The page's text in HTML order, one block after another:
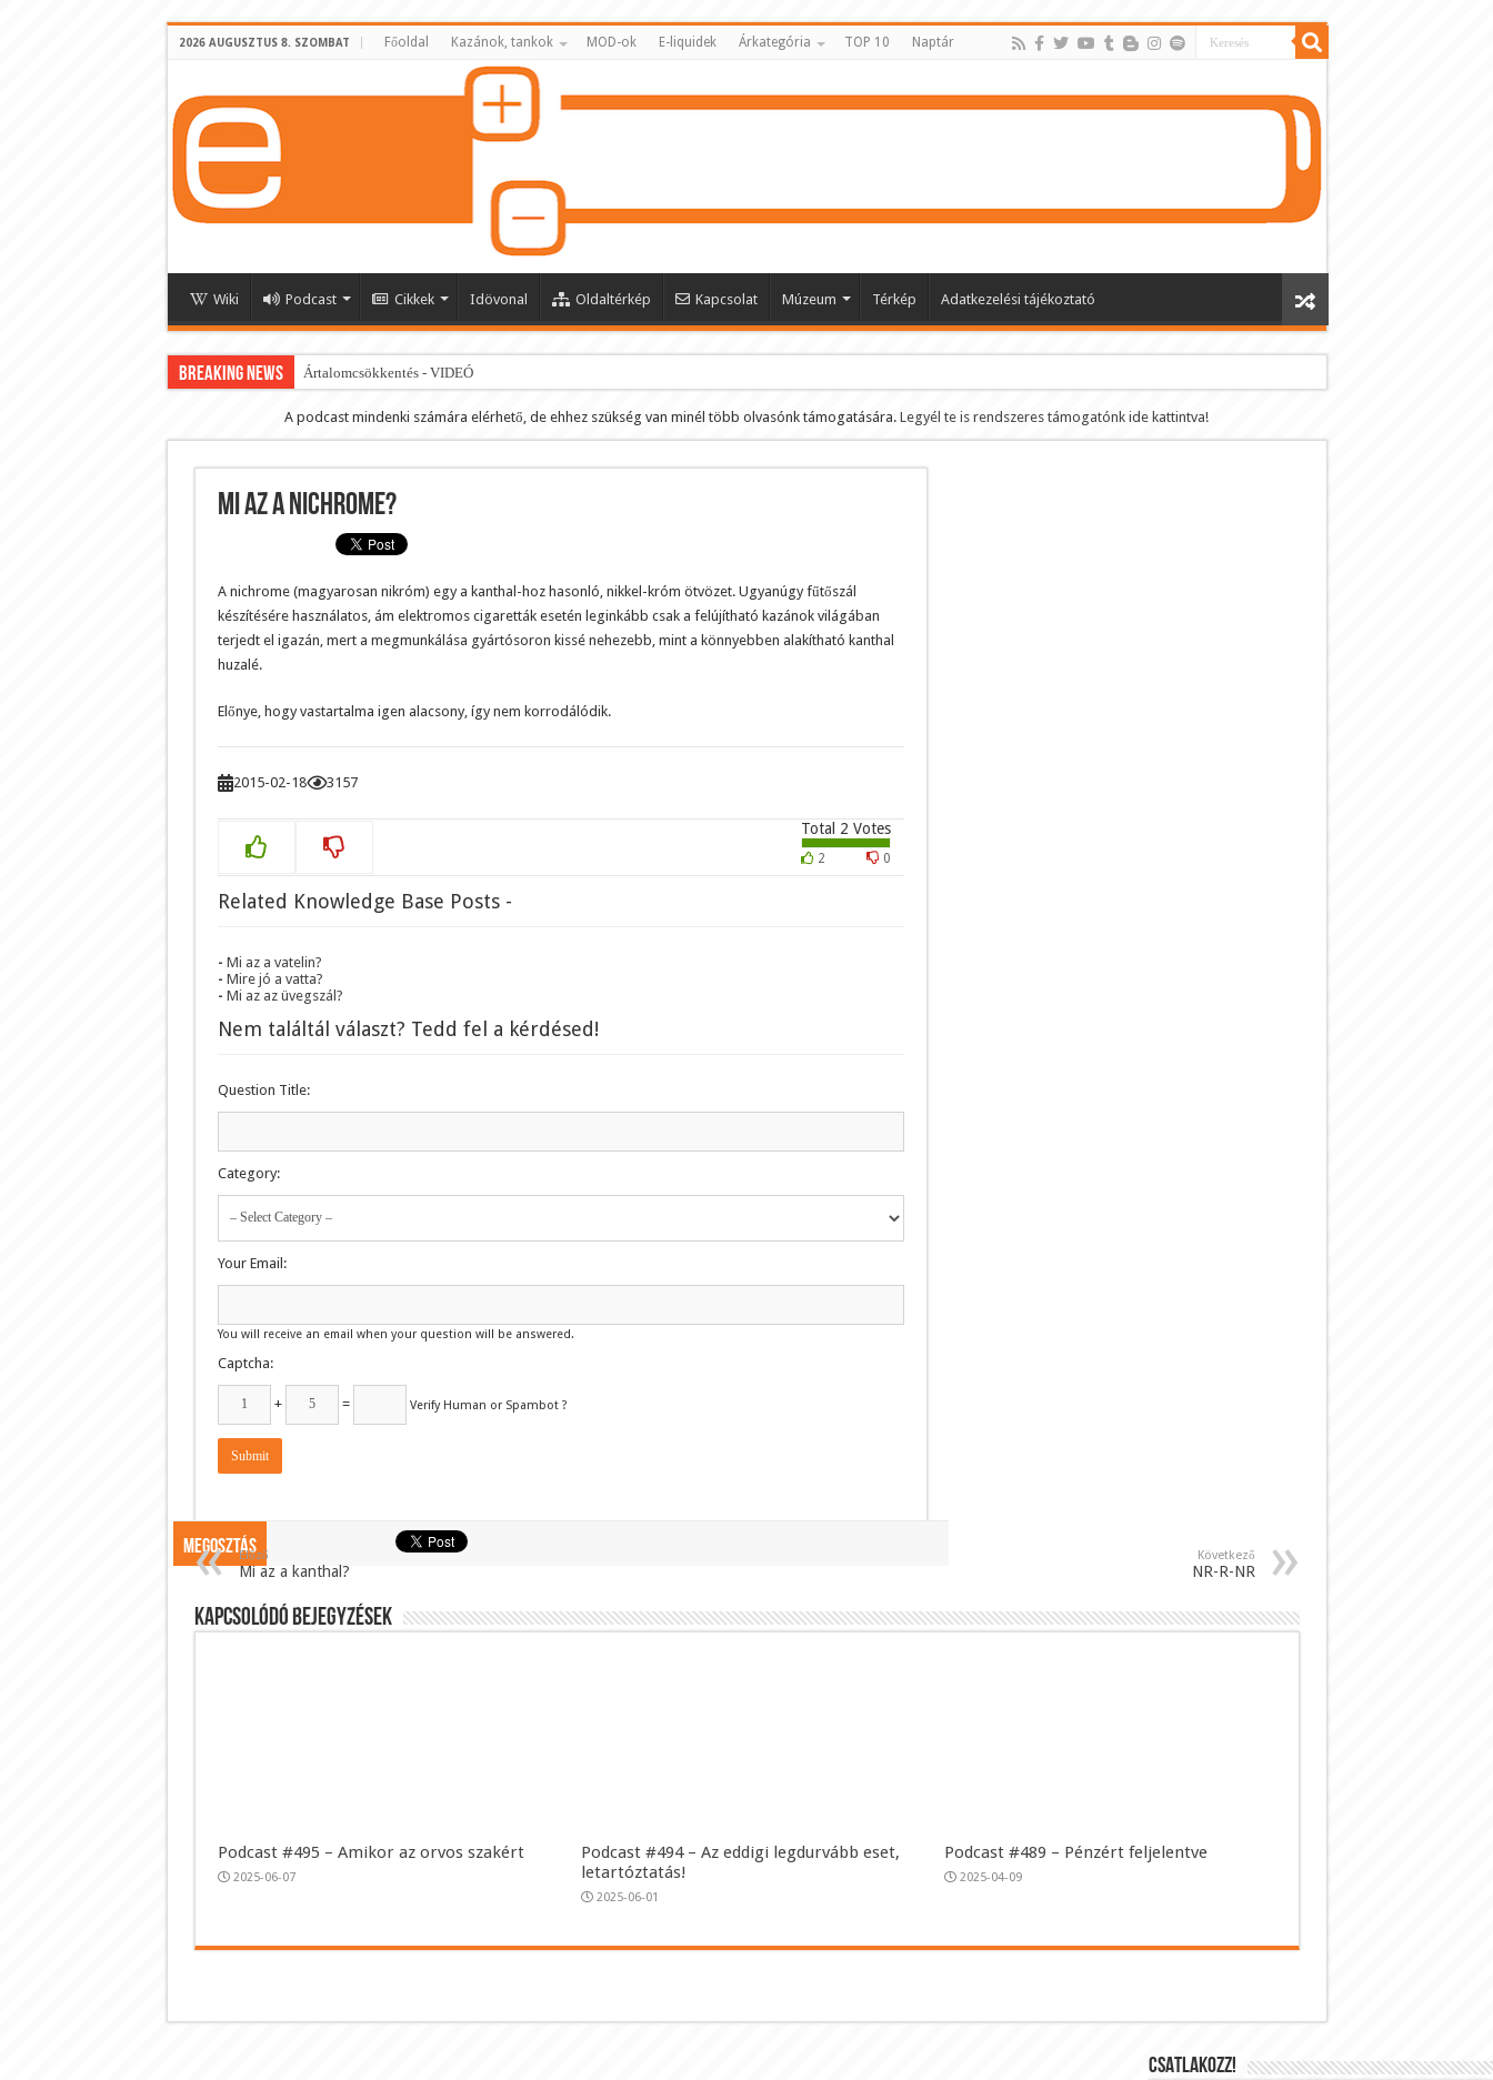
2026 AUGUSZTUS 8. SZOMBAT Főoldal Kazánok, tankok MOD-ok E-liquidek Árkategória TOP 10 Naptár
Wiki Podcast Cikkek Idövonal Oldaltérkép Kapcsolat Múzeum Térkép Adatkezelési tájékoztató
BREAKING NEWS Ártalomcsökkentés - VIDEÓ
E-cigi használati szokások 2.0
Android Podcast alkalmazás letöltése
A podcast mindenki számára elérhető, de ehhez szükség van minél több olvasónk támogatására. Legyél te is rendszeres támogatónk ide kattintva!
Mi az a nichrome?
A nichrome (magyarosan nikróm) egy a kanthal-hoz hasonló, nikkel-króm ötvözet. Ugyanúgy fűtőszál
készítésére használatos, ám elektromos cigaretták esetén leginkább csak a felújítható kazánok világában
terjedt el igazán, mert a megmunkálása gyártósoron kissé nehezebb, mint a könnyebben alakítható kanthal
huzalé.
Előnye, hogy vastartalma igen alacsony, így nem korrodálódik.
2015-02-18 3157
Total 2 Votes
2 0
Related Knowledge Base Posts -
Mi az a vatelin?
Mire jó a vatta?
Mi az az üvegszál?
Nem találtál választ? Tedd fel a kérdésed!
Question Title:
Category:
Your Email:
You will receive an email when your question will be answered.
Captcha:
+ = Verify Human or Spambot ?
Megosztás
Előző
Mi az a kanthal?
Következő
NR-R-NR
Kapcsolódó bejegyzések
Podcast #495 – Amikor az orvos szakért
2025-06-07
Podcast #494 – Az eddigi legdurvább eset,
letartóztatás!
2025-06-01
Podcast #489 – Pénzért feljelentve
2025-04-09
CSATLAKOZZ!